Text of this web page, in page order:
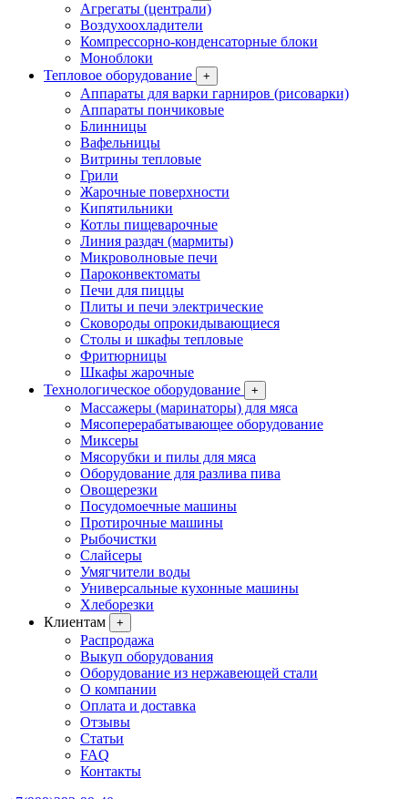
Агрегаты (централи)
Воздухоохладители
Компрессорно-конденсаторные блоки
Моноблоки
Тепловое оборудование
+
Аппараты для варки гарниров (рисоварки)
Аппараты пончиковые
Блинницы
Вафельницы
Витрины тепловые
Грили
Жарочные поверхности
Кипятильники
Котлы пищеварочные
Линия раздач (мармиты)
Микроволновые печи
Пароконвектоматы
Печи для пиццы
Плиты и печи электрические
Сковороды опрокидывающиеся
Столы и шкафы тепловые
Фритюрницы
Шкафы жарочные
Технологическое оборудование
+
Массажеры (маринаторы) для мяса
Мясоперерабатывающее оборудование
Миксеры
Мясорубки и пилы для мяса
Оборудование для разлива пива
Овощерезки
Посудомоечные машины
Протирочные машины
Рыбочистки
Слайсеры
Умягчители воды
Универсальные кухонные машины
Хлеборезки
Клиентам
+
Распродажа
Выкуп оборудования
Оборудование из нержавеющей стали
О компании
Оплата и доставка
Отзывы
Статьи
FAQ
Контакты